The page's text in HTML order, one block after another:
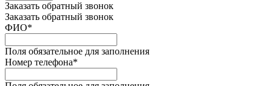
Заказать обратный звонок
Заказать обратный звонок
ФИО*
Поля обязательное для заполнения
Номер телефона*